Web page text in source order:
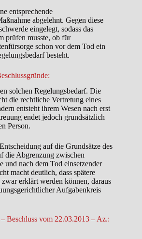
entsprechende
abgelehnt. Gegen diese
eingelegt, sodass das
prüfen musste, ob für
schon vor dem Tod ein
besteht.
solchen Regelungsbedarf. Die
die rechtliche Vertretung eines
entsteht ihrem Wesen nach erst
endet jedoch grundsätzlich
Person.
auf die Grundsätze des
die Abgrenzung zwischen
und nach dem Tod einsetzender
macht deutlich, dass spätere
erklärt werden können, daraus
Aufgabenkreis
Beschluss vom 22.03.2013 – Az.: